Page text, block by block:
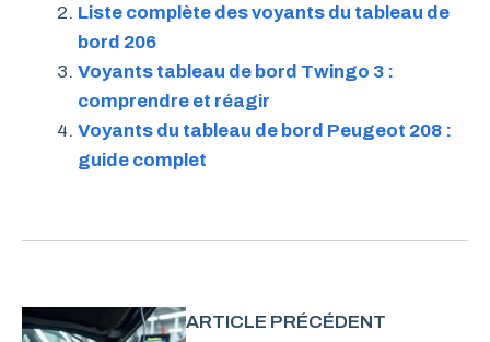
Liste complète des voyants du tableau de
bord 206
Voyants tableau de bord Twingo 3 :
comprendre et réagir
Voyants du tableau de bord Peugeot 208 :
guide complet
ARTICLE PRÉCÉDENT